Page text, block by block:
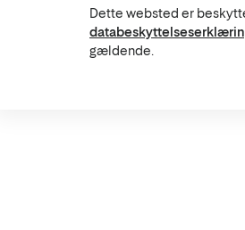
Dette websted er
gældende.